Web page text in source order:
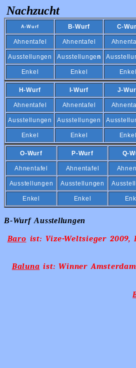
Nachzucht
A-Wurf B-Wurf C-
Ahnentafel Ahnentafel
Ausstellungen Ausstellungen
Enkel Enkel Enkel
H-Wurf I-Wurf J-
Ahnentafel Ahnentafel
Ausstellungen Ausstellungen
Enkel Enkel Enkel
O-Wurf P-Wurf Q-
Ahnentafel Ahnentafel
Ausstellungen Ausstellungen
Enkel Enkel
B-Wurf Ausstellungen
Baro ist: Vize-Weltsieger 2009,
Baluna ist: Winner